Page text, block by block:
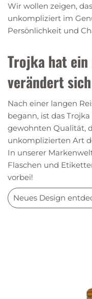
Wir wollen zeigen,
unkompliziert im
Persönlichkeit und
Trojka hat ein
verändert
Nach einer langen
begann, ist das
gewohnten Qualität,
unkomplizierten Art
In unserer
Flaschen und
vorbei!
Neues Design